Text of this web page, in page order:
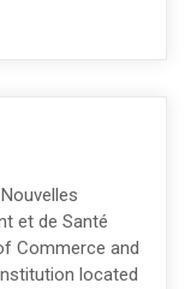
et de Santé
Commerce and
located